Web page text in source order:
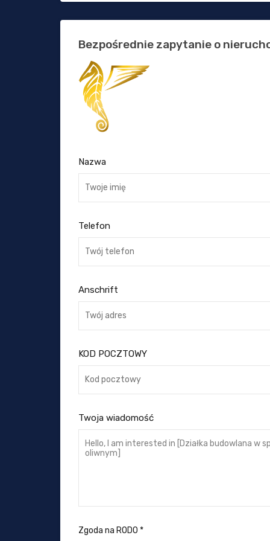
Bezpośrednie zapytanie o
Nazwa
Telefon
Anschrift
KOD POCZTOWY
Twoja wiadomość
Zgoda na RODO *